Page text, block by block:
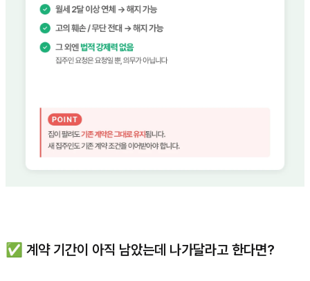
✅ 계약 기간이 아직 남았는데 나가달라고 한다면?